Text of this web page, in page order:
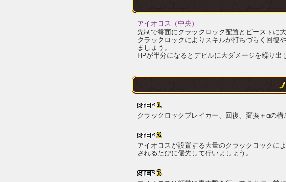
アイオロス（中央）
先制で盤面にクラックロック配置とビーストに
クラックロックによりスキルが打ちづらく回復
ましょう。
HPが半分になるとデビルに大ダメージを繰り出
STEP1
クラックロックブレイカー、回復、変換＋αの構
STEP2
アイオロスが設置する大量のクラックロックに
されるたびに優先して行いましょう。
STEP3